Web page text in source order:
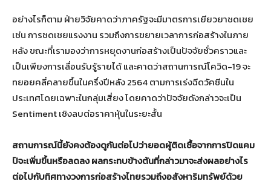
อย่างไรก็ตาม ฝ่ายวิจัยคาดว่าภาครัฐจะมีมาตรการเยียวยาชดเชย
เช่น การชดเชยแรงงาน รวมถึงการขยายเวลาการก่อสร้างในภาย
หลัง ขณะที่เรามองว่าการหยุดงานก่อสร้างเป็นปัจจัยชั่วคราวและ
เป็นเพียงการเลื่อนรับรู้รายได้ และคาดว่าสถานการณ์โควิด-19 จะ
ทยอยคลี่คลายขึ้นในครึ่งปีหลัง 2564 ตามการเร่งฉีดวัคซีนใน
ประเทศโดยเฉพาะในกลุ่มเสี่ยง โดยคาดว่าปัจจัยดังกล่าวจะเป็น
Sentiment เชิงลบต่อราคาหุ้นในระยะสั้น
สถานการณ์นี้ยังคงต้องดูกันต่อไปว่ายอดผู้ติดเชื้อจากการปิดแคม
ป์จะเพิ่มขึ้นหรือลดลง ผลกระทบข้างต้นที่กล่าวมาจะส่งผลอย่างไร
ต่อไปกับทิศทางวงการก่อสร้างไทยรวมถึงอสังหาริมทรัพย์ด้วย